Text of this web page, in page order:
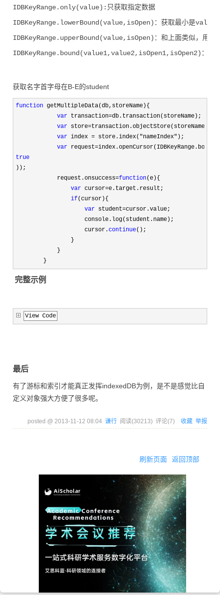
IDBKeyRange.only(value):只获取指定数据
IDBKeyRange.lowerBound(value,isOpen)：获取最小是value的
IDBKeyRange.upperBound(value,isOpen)：和上面类似，用于
IDBKeyRange.bound(value1,value2,isOpen1,isOpen2)：不
获取名字首字母在B-E的student
function getMultipleData(db,storeName){
var transaction=db.transaction(storeName);
var store=transaction.objectStore(storeName);
var index = store.index("nameIndex" );
var
true
));
            request.onsuccess
=function(e){
var cursor=e.target.result;
if(cursor){
var student=cursor.value;
                    console.log(student.name);
                    cursor.
continue();
                }
            }
        }
完整示例
View Code
最后
有了游标和索引才能真正发挥indexedDB为例，是不是感觉比自
定义对象强大方便了很多呢。
posted @ 2013-11-12 08:04 谦行 阅读(30213) 评论(7) 收藏 举报
刷新页面 返回顶部